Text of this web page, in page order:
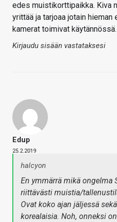
edes muistikorttipaikka. Kiva
yrittää ja tarjoaa jotain hieman
kamerat toimivat käytännössä.
Kirjaudu sisään vastataksesi
Edup
25.2.2019
halcyon
En ymmärrä mikä ongelma
riittävästi muistia/
Ovat koko ajan jäljessä
korealaisia. Noh, onneksi